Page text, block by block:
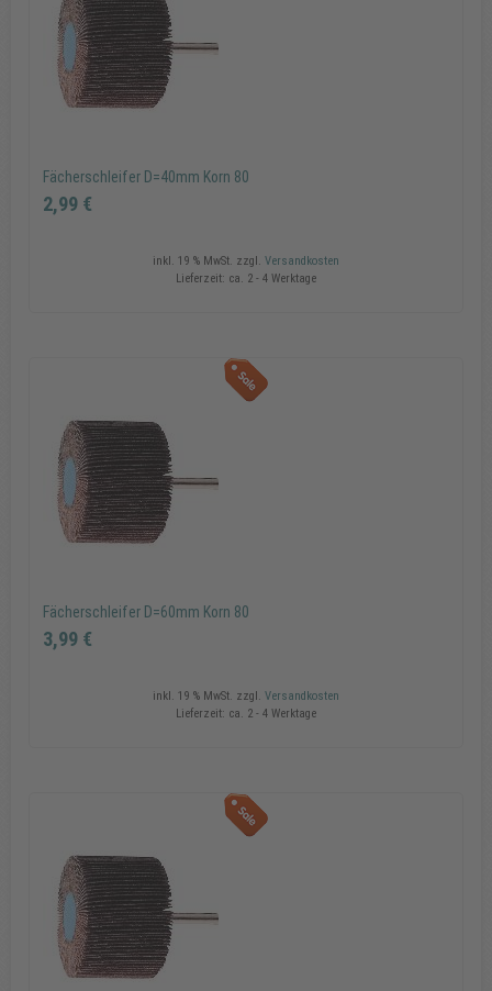
In den Warenkorb
Fächerschleifer D=40mm Korn 80
2,99 €
Fächerschleifer D=40mm Korn 80
2,99 €
In den Warenkorb
inkl. 19 % MwSt. zzgl. Versandkosten
Lieferzeit: ca. 2 - 4 Werktage
Fächerschleifer D=60mm Korn 80
3,99 €
Fächerschleifer D=60mm Korn 80
3,99 €
In den Warenkorb
inkl. 19 % MwSt. zzgl. Versandkosten
Lieferzeit: ca. 2 - 4 Werktage